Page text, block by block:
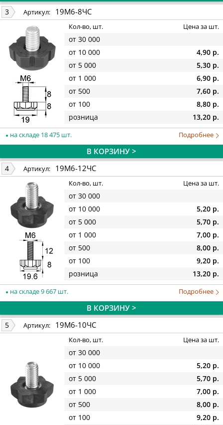
3 Артикул: 19М6-8ЧС
Кол-во, шт. Цена за шт.
от 30 000
от 10 000
4,90 р.
от 5 000
5,30 р.
от 1 000
6,90 р.
от 500
7,60 р.
от 100
8,80 р.
розница
13,20 р.
на складе 18 475 шт. Подробнее
В КОРЗИНУ >
4 Артикул: 19М6-12ЧС
Кол-во, шт. Цена за шт.
от 30 000
от 10 000
5,20 р.
от 5 000
5,70 р.
от 1 000
7,00 р.
от 500
8,00 р.
от 100
9,20 р.
розница
13,20 р.
на складе 9 667 шт. Подробнее
В КОРЗИНУ >
5 Артикул: 19М6-10ЧС
Кол-во, шт. Цена за шт.
от 30 000
от 10 000
5,20 р.
от 5 000
5,70 р.
от 1 000
7,00 р.
от 500
8,00 р.
от 100
9,20 р.